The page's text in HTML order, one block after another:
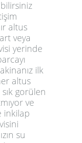
altus
veya
yerinde
ilk
altus
gorülen
ve
inkilap
su